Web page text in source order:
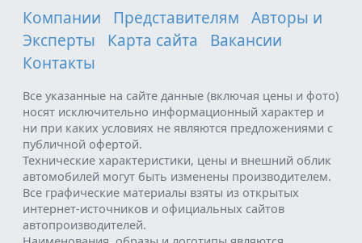
Компании Представителям
Авторы и
Эксперты
Карта сайта
Вакансии
Контакты
Все указанные на сайте данные (включая цены и фото)
носят исключительно информационный характер и
ни при каких условиях не являются предложениями с
публичной офертой.
Технические характеристики, цены и внешний облик
автомобилей могут быть изменены производителем.
Все графические материалы взяты из открытых
интернет-источников и официальных сайтов
автопроизводителей.